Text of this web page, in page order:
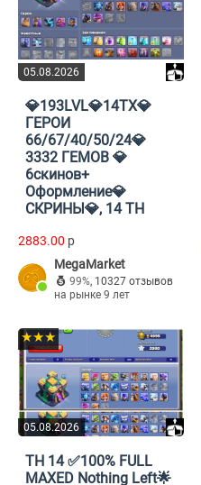
05.08.2026
💎193LVL💎14ТХ💎
ГЕРОИ
66/67/40/50/24💎
3332 ГЕМОВ 💎
6скинов+
Оформление💎
СКРИНЫ💎, 14 TH
2883.00 p
MegaMarket
99%, 10327 отзывов
на рынке 9 лет
05.08.2026
★★★
TH 14 ✅100% FULL
MAXED Nothing Left🌟